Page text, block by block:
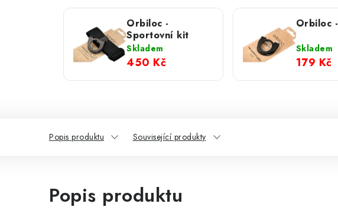
Orbiloc -
Sportovní kit
Skladem
450 Kč
Orbiloc
Skladem
179 Kč
Popis produktu Související produkty
Popis produktu